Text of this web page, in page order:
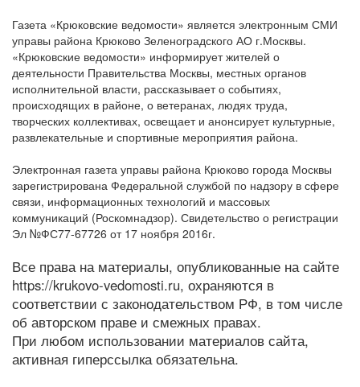
Газета «Крюковские ведомости» является электронным СМИ
управы района Крюково Зеленоградского АО г.Москвы.
«Крюковские ведомости» информирует жителей о
деятельности Правительства Москвы, местных органов
исполнительной власти, рассказывает о событиях,
происходящих в районе, о ветеранах, людях труда,
творческих коллективах, освещает и анонсирует культурные,
развлекательные и спортивные мероприятия района.
Электронная газета управы района Крюково города Москвы
зарегистрирована Федеральной службой по надзору в сфере
связи, информационных технологий и массовых
коммуникаций (Роскомнадзор). Свидетельство о регистрации
Эл №ФС77-67726 от 17 ноября 2016г.
Все права на материалы, опубликованные на сайте
https://krukovo-vedomosti.ru, охраняются в
соответствии с законодательством РФ, в том числе
об авторском праве и смежных правах.
При любом использовании материалов сайта,
активная гиперссылка обязательна.